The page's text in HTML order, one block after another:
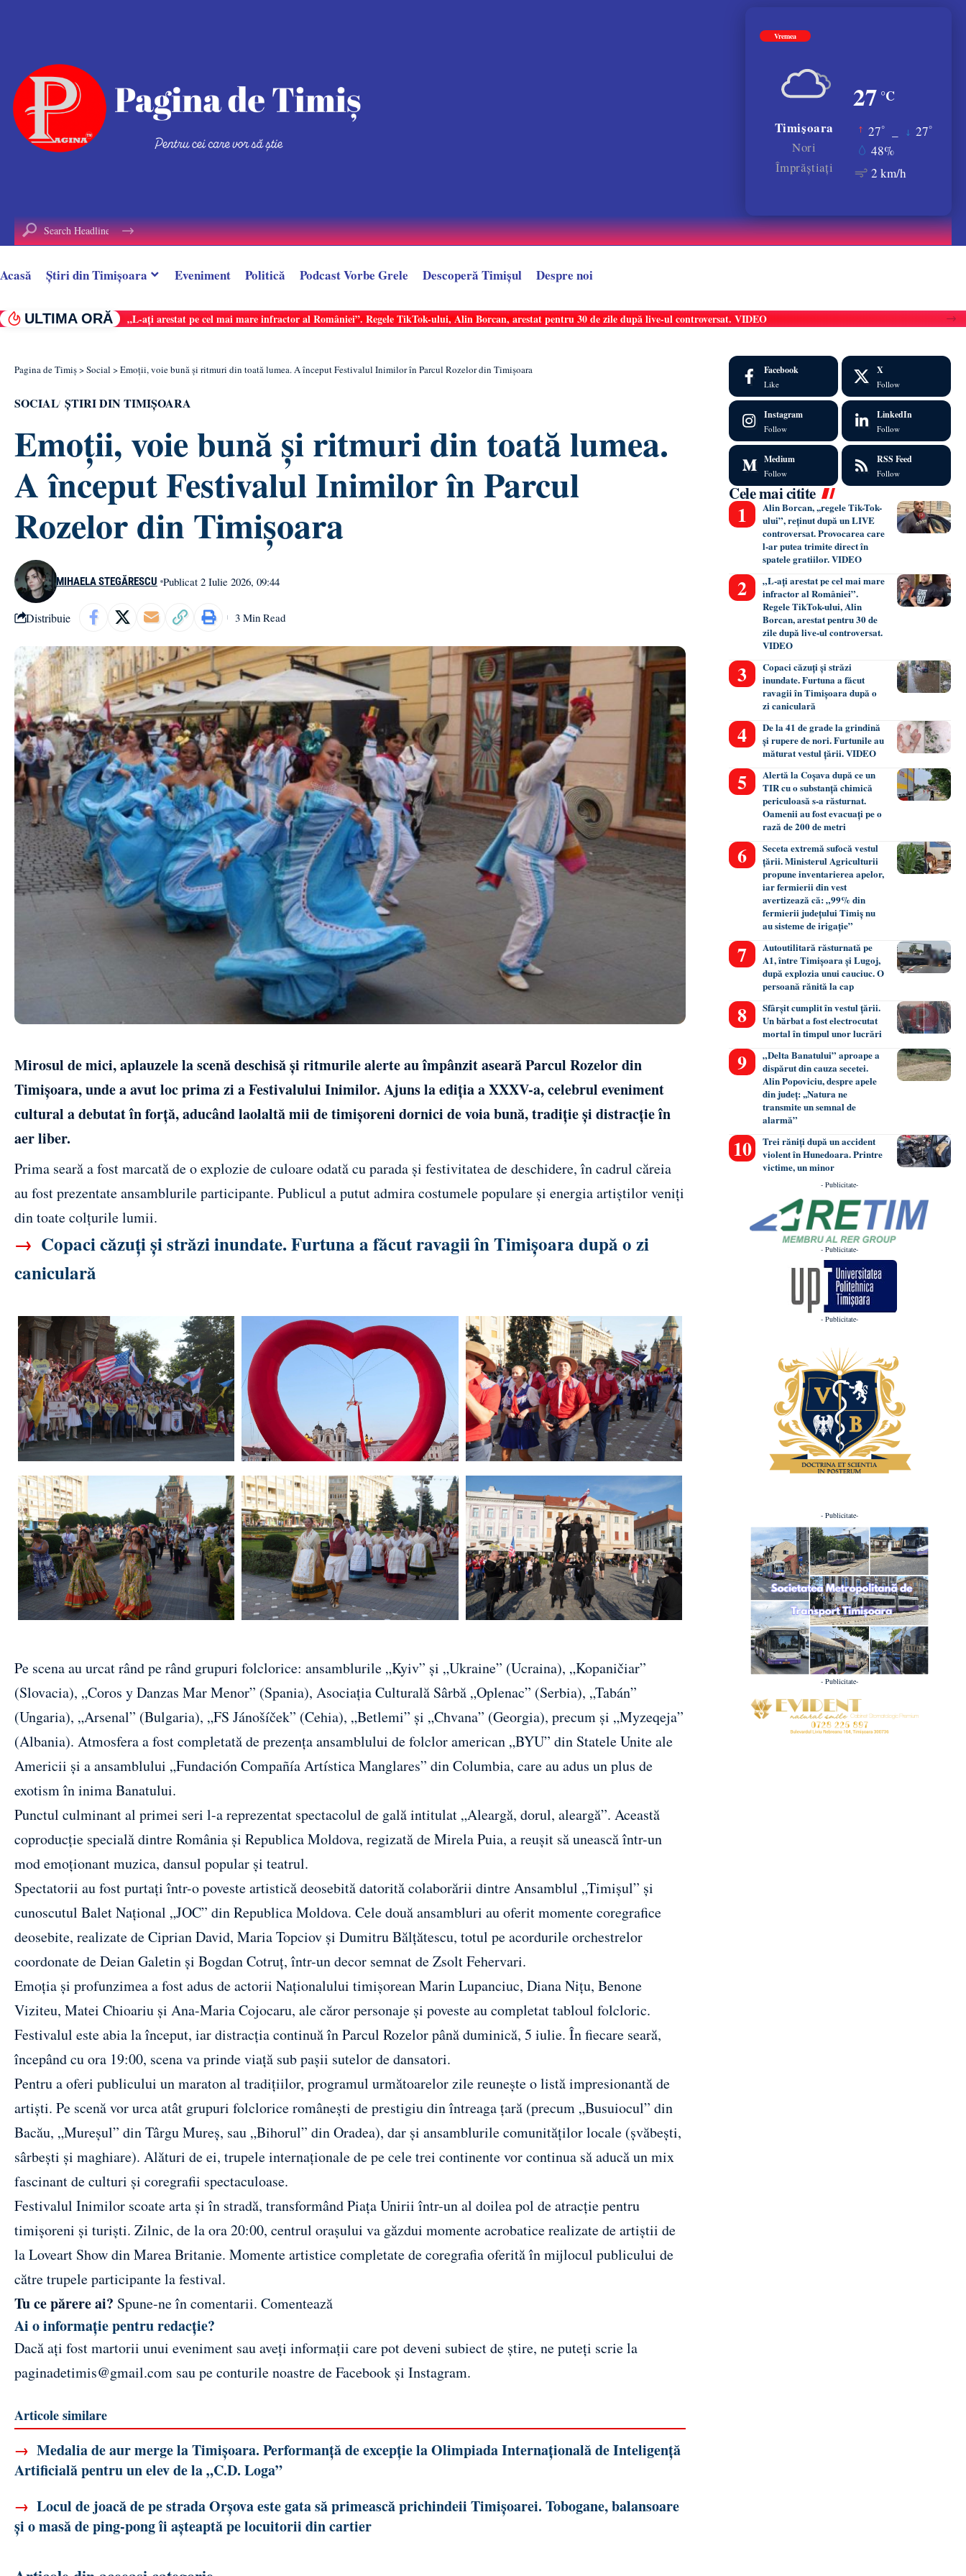
Vremea
27 °C
Timișoara
Nori
Împrăștiați
27° 27°
48%
2 km/h
Acasă Știri din Timișoara Eveniment Politică Podcast Vorbe Grele Descoperă Timișul Despre noi
ULTIMA ORĂ „L-ați arestat pe cel mai mare infractor al României”. Regele TikTok-ului, Alin Borcan, arestat pentru 30 de zile după live-ul controversat. VIDEO
Pagina de Timiș>Social >Emoții, voie bună și ritmuri din toată lumea. A început Festivalul Inimilor în Parcul Rozelor din Timișoara
SOCIAL ȘTIRI DIN TIMIȘOARA
Emoții, voie bună și ritmuri din toată lumea.
A început Festivalul Inimilor în Parcul
Rozelor din Timișoara
MIHAELA STEGĂRESCU Publicat 2 Iulie 2026, 09:44
Distribuie 3 Min Read
Mirosul de mici, aplauzele la scenă deschisă și ritmurile alerte au împânzit aseară Parcul Rozelor din
Timișoara, unde a avut loc prima zi a Festivalului Inimilor. Ajuns la ediția a XXXV-a, celebrul eveniment
cultural a debutat în forță, aducând laolaltă mii de timișoreni dornici de voia bună, tradiție și distracție în
aer liber.
Prima seară a fost marcată de o explozie de culoare odată cu parada și festivitatea de deschidere, în cadrul căreia
au fost prezentate ansamblurile participante. Publicul a putut admira costumele populare și energia artiștilor veniți
din toate colțurile lumii.
→ Copaci căzuți și străzi inundate. Furtuna a făcut ravagii în Timișoara după o zi
caniculară
Pe scena au urcat rând pe rând grupuri folclorice: ansamblurile „Kyiv” și „Ukraine” (Ucraina), „Kopaničiar”
(Slovacia), „Coros y Danzas Mar Menor” (Spania), Asociația Culturală Sârbă „Oplenac” (Serbia), „Tabán”
(Ungaria), „Arsenal” (Bulgaria), „FS Jánošíček” (Cehia), „Betlemi” și „Chvana” (Georgia), precum și „Myzeqeja”
(Albania). Atmosfera a fost completată de prezența ansamblului de folclor american „BYU” din Statele Unite ale
Americii și a ansamblului „Fundación Compañía Artística Manglares” din Columbia, care au adus un plus de
exotism în inima Banatului.
Punctul culminant al primei seri l-a reprezentat spectacolul de gală intitulat „Aleargă, dorul, aleargă”. Această
coproducție specială dintre România și Republica Moldova, regizată de Mirela Puia, a reușit să unească într-un
mod emoționant muzica, dansul popular și teatrul.
Spectatorii au fost purtați într-o poveste artistică deosebită datorită colaborării dintre Ansamblul „Timișul” și
cunoscutul Balet Național „JOC” din Republica Moldova. Cele două ansambluri au oferit momente coregrafice
deosebite, realizate de Ciprian David, Maria Topciov și Dumitru Bălțătescu, totul pe acordurile orchestrelor
coordonate de Deian Galetin și Bogdan Cotruț, într-un decor semnat de Zsolt Fehervari.
Emoția și profunzimea a fost adus de actorii Naționalului timișorean Marin Lupanciuc, Diana Nițu, Benone
Viziteu, Matei Chioariu și Ana-Maria Cojocaru, ale căror personaje și poveste au completat tabloul folcloric.
Festivalul este abia la început, iar distracția continuă în Parcul Rozelor până duminică, 5 iulie. În fiecare seară,
începând cu ora 19:00, scena va prinde viață sub pașii sutelor de dansatori.
Pentru a oferi publicului un maraton al tradițiilor, programul următoarelor zile reunește o listă impresionantă de
artiști. Pe scenă vor urca atât grupuri folclorice românești de prestigiu din întreaga țară (precum „Busuiocul” din
Bacău, „Mureșul” din Târgu Mureș, sau „Bihorul” din Oradea), dar și ansamblurile comunităților locale (șvăbești,
sârbești și maghiare). Alături de ei, trupele internaționale de pe cele trei continente vor continua să aducă un mix
fascinant de culturi și coregrafii spectaculoase.
Festivalul Inimilor scoate arta și în stradă, transformând Piața Unirii într-un al doilea pol de atracție pentru
timișoreni și turiști. Zilnic, de la ora 20:00, centrul orașului va găzdui momente acrobatice realizate de artiștii de
la Loveart Show din Marea Britanie. Momente artistice completate de coregrafia oferită în mijlocul publicului de
către trupele participante la festival.
Tu ce părere ai? Spune-ne în comentarii. Comentează
Ai o informație pentru redacție?
Dacă ați fost martorii unui eveniment sau aveți informații care pot deveni subiect de știre, ne puteți scrie la
paginadetimis@gmail.com sau pe conturile noastre deFacebook și Instagram.
Articole similare
→ Medalia de aur merge la Timișoara. Performanță de excepție la Olimpiada Internațională de Inteligență
Artificială pentru un elev de la „C.D. Loga”
→ Locul de joacă de pe strada Orșova este gata să primească prichindeii Timișoarei. Tobogane, balansoare
și o masă de ping-pong îi așteaptă pe locuitorii din cartier
Facebook
Like
X
Follow
Instagram
Follow
LinkedIn
Follow
Medium
Follow
RSS Feed
Follow
Cele mai citite
Alin Borcan, ,,regele Tik-Tok-
ului”, reținut după un LIVE
controversat. Provocarea care
l-ar putea trimite direct în
spatele gratiilor. VIDEO
„L-ați arestat pe cel mai mare
infractor al României”.
Regele TikTok-ului, Alin
Borcan, arestat pentru 30 de
zile după live-ul controversat.
VIDEO
Copaci căzuți și străzi
inundate. Furtuna a făcut
ravagii în Timișoara după o
zi caniculară
De la 41 de grade la grindină
și rupere de nori. Furtunile au
măturat vestul țării. VIDEO
Alertă la Coșava după ce un
TIR cu o substanță chimică
periculoasă s-a răsturnat.
Oamenii au fost evacuați pe o
rază de 200 de metri
Seceta extremă sufocă vestul
țării. Ministerul Agriculturii
propune inventarierea apelor,
iar fermierii din vest
avertizează că: „99% din
fermierii județului Timiș nu
au sisteme de irigație”
Autoutilitară răsturnată pe
A1, între Timișoara și Lugoj,
după explozia unui cauciuc. O
persoană rănită la cap
Sfârșit cumplit în vestul țării.
Un bărbat a fost electrocutat
mortal în timpul unor lucrări
„Delta Banatului” aproape a
dispărut din cauza secetei.
Alin Popoviciu, despre apele
din județ: ,,Natura ne
transmite un semnal de
alarmă”
Trei răniți după un accident
violent în Hunedoara. Printre
victime, un minor
- Publicitate-
- Publicitate-
- Publicitate-
- Publicitate-
- Publicitate-